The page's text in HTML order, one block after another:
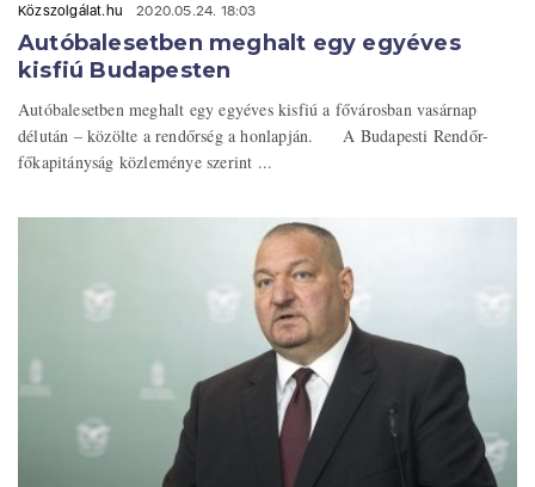
Közszolgálat.hu 2020.05.24. 18:03
Autóbalesetben meghalt egy egyéves
kisfiú Budapesten
Autóbalesetben meghalt egy egyéves kisfiú a fővárosban vasárnap
délután – közölte a rendőrség a honlapján. A Budapesti Rendőr-
főkapitányság közleménye szerint ...